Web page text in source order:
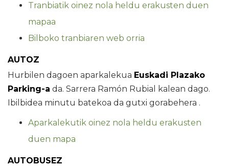
Tranbiatik oinez nola heldu erakusten duen
mapaa
Bilboko tranbiaren web orria
AUTOZ
Hurbilen dagoen aparkalekua Euskadi Plazako
Parking-a da. Sarrera Ramón Rubial kalean dago.
Ibilbidea minutu batekoa da gutxi gorabehera .
Aparkalekutik oinez nola heldu erakusten
duen mapa
AUTOBUSEZ